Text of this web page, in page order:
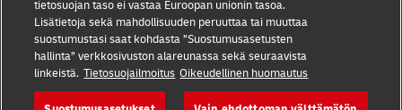
Seuraa meitä:
tietosuojan taso ei vastaa Euroopan unionin tasoa.
Lisätietoja sekä mahdollisuuden peruuttaa tai muuttaa
suostumustasi saat kohdasta ”Suostumusasetusten
hallinta” verkkosivuston alareunassa sekä seuraavista
linkeistä. Tietosuojailmoitus Oikeudellinen huomautus